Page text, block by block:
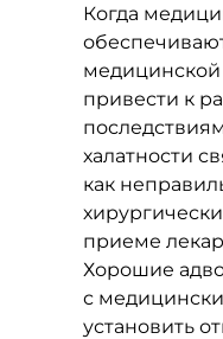
Когда
привести к
халатности
как
приеме
Хорошие
с
установить